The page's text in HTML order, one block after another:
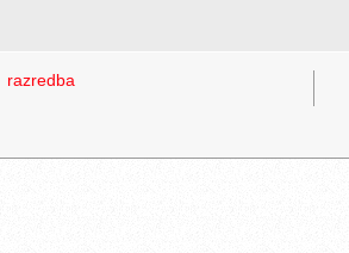
razredba